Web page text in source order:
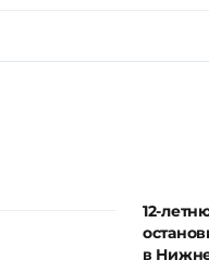
12-
в